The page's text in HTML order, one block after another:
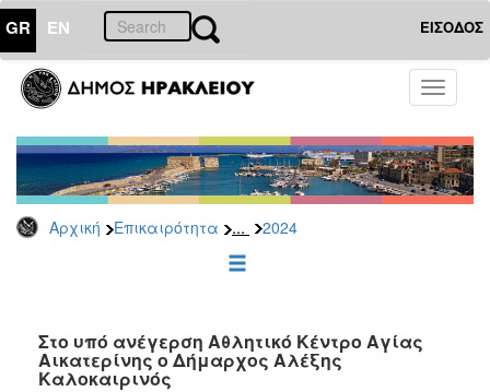
GR EN ΕΙΣΟΔΟΣ
Toggle
Αρχική Επικαιρότητα ... 2024
ΕΠΙΚΑΙΡΟΤΗΤΑ
Τύπου
Αρχείο
2026
2025
2022
2021
Στο υπό ανέγερση Αθλητικό Κέντρο Αγίας
Αικατερίνης ο Δήμαρχος Αλέξης
Καλοκαιρινός